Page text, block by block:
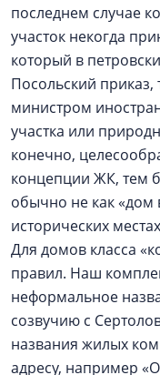
последнем случае
участок некогда
который в
Посольский приказ,
министром
участка или
конечно,
концепции ЖК, тем
обычно не как «дом
исторических
Для домов класса
правил. Наш
неформальное
созвучию с
названия жилых
адресу, например